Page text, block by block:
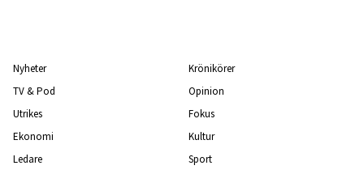
Nyheter
TV & Pod
Utrikes
Ekonomi
Ledare
Krönikörer
Opinion
Fokus
Kultur
Sport